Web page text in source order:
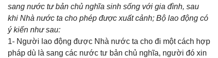
sang nước tư bản chủ nghĩa sinh sống với gia đình, sau
khi Nhà nước ta cho phép được xuất cảnh; Bộ lao động có
ý kiến như sau:
1- Người lao động được Nhà nước ta cho đi một cách hợp
pháp dù là sang các nước tư bản chủ nghĩa, người đó xin